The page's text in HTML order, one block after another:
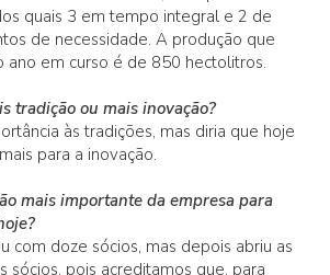
quais 3 em tempo integral e 2 de
de necessidade. A produção que
ano em curso é de 850 hectolitros.
tradição ou mais inovação?
às tradições, mas diria que hoje
para a inovação.
mais importante da empresa para
com doze sócios, mas depois abriu as
sócios, pois acreditamos que, para